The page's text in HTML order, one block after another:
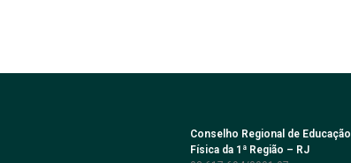
Conselho Regional de Educação
Física da 1ª Região – RJ